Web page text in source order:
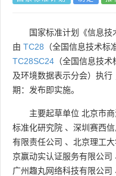
国家标准计划《信息技
由 TC28 （全国信息技术标
TC28SC24 （全国信息技
及环境数据表示分会）执行
期：发布即实施。
主要起草单位 北京市
标准化研究院 、 深圳赛西
有限责任公司 、 北京理工
京赢动实认证服务有限公司
广州趣丸网络科技有限公司